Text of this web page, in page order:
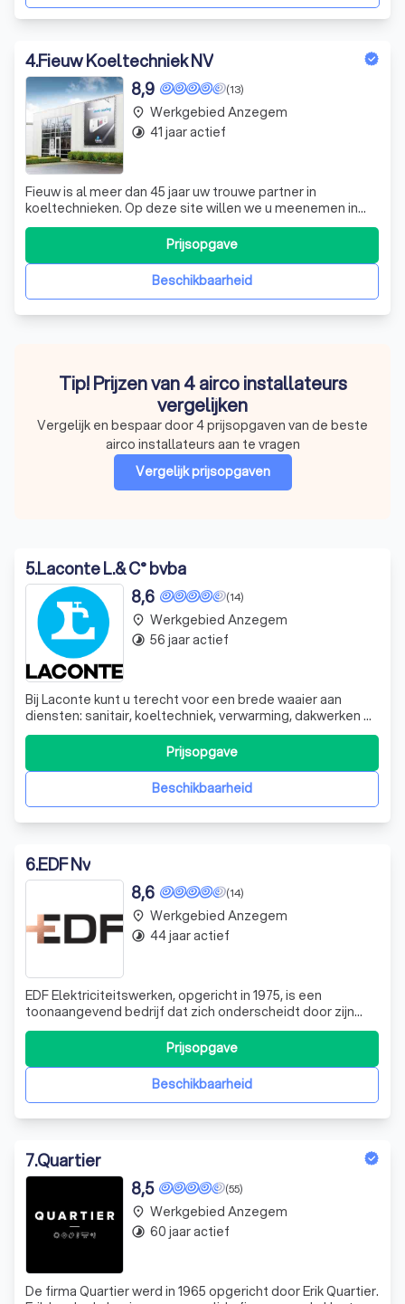
4.Fieuw Koeltechniek NV
(13)
8,9
Fieuw is al meer dan 45 jaar uw trouwe partner in
koeltechnieken. Op deze site willen we u meenemen in
het verhaal van Fieuw. Want dat is veel meer dan het
verhaal van de eenvoudige koelcel in de supermarkt of de
slagerstoonbank. Onze slogan is Fieuw energy, more
cooling, dit zegt alles wat we doen.
Beschikbaarheid
Prijsopgave
place Werkgebied Anzegem
timelapse 41 jaar actief
Tip! Prijzen van 4 airco installateurs
vergelijken
Vergelijk en bespaar door 4 prijsopgaven van de beste
airco installateurs aan te vragen
Vergelijk prijsopgaven
5.Laconte L.& C° bvba
(14)
8,6
Bij Laconte kunt u terecht voor een brede waaier aan
diensten: sanitair, koeltechniek, verwarming, dakwerken en
groene energie. We streven keer op keer naar
uitmuntende service en een hoogkwalitatief eindresultaat
om u tegen te zeggen. We werken met goed opgeleide
werkkrachten die veel belang hecht
Beschikbaarheid
Prijsopgave
place Werkgebied Anzegem
timelapse 56 jaar actief
6.EDF Nv
(14)
8,6
EDF Elektriciteitswerken, opgericht in 1975, is een
toonaangevend bedrijf dat zich onderscheidt door zijn
expertise in het ontwerpen en uitvoeren van
elektriciteitswerken voor diverse sectoren. Onder leiding
van Christophe Decaigny, hebben we een team van
ingenieurs en vakspecialisten samengesteld,
Beschikbaarheid
Prijsopgave
place Werkgebied Anzegem
timelapse 44 jaar actief
7.Quartier
(55)
8,5
De firma Quartier werd in 1965 opgericht door Erik Quartier.
place Werkgebied Anzegem
timelapse 60 jaar actief